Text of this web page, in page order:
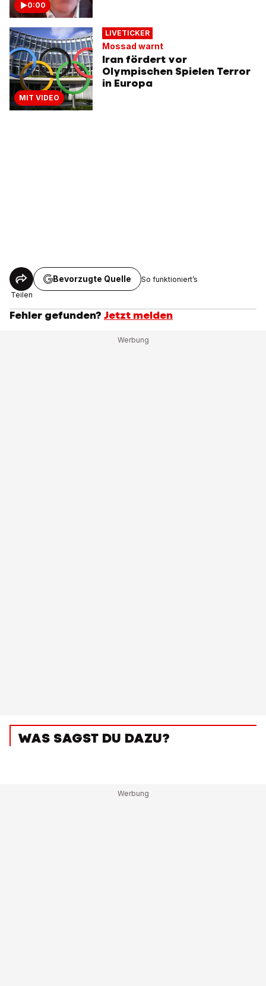
0:00
MIT VIDEO
LIVETICKER
Mossad warnt
Iran fördert vor
Olympischen Spielen Terror
in Europa
Teilen
Bevorzugte Quelle So funktioniert’s
Fehler gefunden? Jetzt melden
WAS SAGST DU DAZU?